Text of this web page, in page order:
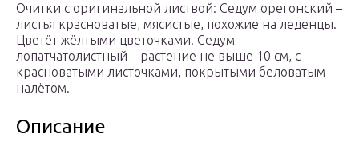
Очитки с оригинальной листвой: Седум орегонский –
листья красноватые, мясистые, похожие на леденцы.
Цветёт жёлтыми цветочками. Седум
лопатчатолистный – растение не выше 10 см, с
красноватыми листочками, покрытыми беловатым
налётом.
Описание